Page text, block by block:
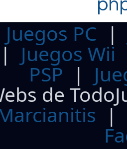
Juegos PC
Juegos Wii
PSP |
de
|